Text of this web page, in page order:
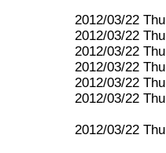
2012/03/22 Thu
2012/03/22 Thu
2012/03/22 Thu
2012/03/22 Thu
2012/03/22 Thu
2012/03/22 Thu
2012/03/22 Thu